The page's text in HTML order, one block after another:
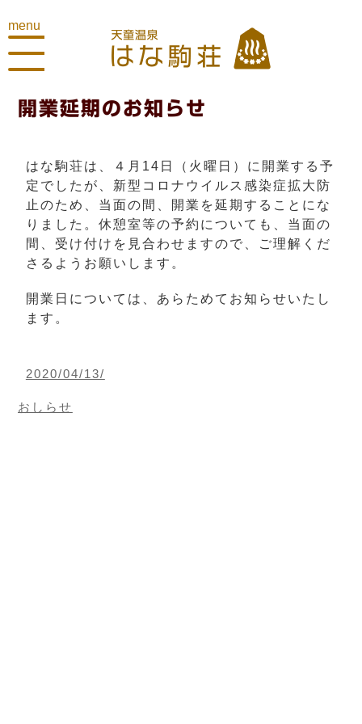
menu
開業延期のお知らせ
はな駒荘は、４月14日（火曜日）に開業する予
定でしたが、新型コロナウイルス感染症拡大防
止のため、当面の間、開業を延期することにな
りました。休憩室等の予約についても、当面の
間、受け付けを見合わせますので、ご理解くだ
さるようお願いします。
開業日については、あらためてお知らせいたし
ます。
2020/04/13/
おしらせ